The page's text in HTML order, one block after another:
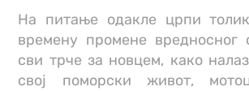
На питање одакле црпи
времену промене вредносног
сви трче за новцем, како
свој поморски живот,